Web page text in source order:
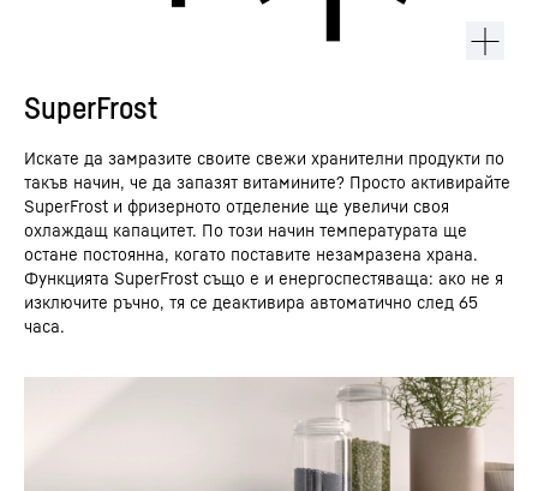
SuperFrost
Искате да замразите своите свежи хранителни продукти по
такъв начин, че да запазят витамините? Просто активирайте
SuperFrost и фризерното отделение ще увеличи своя
охлаждащ капацитет. По този начин температурата ще
остане постоянна, когато поставите незамразена храна.
Функцията SuperFrost също е и енергоспестяваща: ако не я
изключите ръчно, тя се деактивира автоматично след 65
часа.